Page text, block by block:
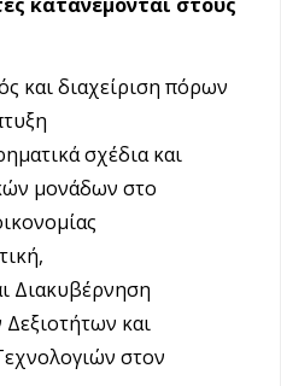
και διαχείριση πόρων
σχέδια και
μονάδων στο
Διακυβέρνηση
και
στον